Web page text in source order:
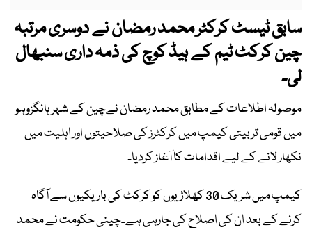
سابق ٹیسٹ کرکٹر محمد رمضان نے دوسری مرتبہ
چین کرکٹ ٹیم کے ہیڈ کوچ کی ذمہ داری سنبھال
لی۔
موصولہ اطلاعات کے مطابق محمد رمضان نےچین کے شہر ہانگزوہو
میں قومی تربیتی کیمپ میں کرکٹرز کی صلاحیتوں اور اہلیت میں
نکھار لانے کے لیے اقدامات کا آغاز کردیا۔
کیمپ میں شریک 30 کھلاڑیوں کو کرکٹ کی باریکیوں سے آگاہ
کرنے کے بعد ان کی اصلاح کی جارہی ہے۔چینی حکومت نے محمد